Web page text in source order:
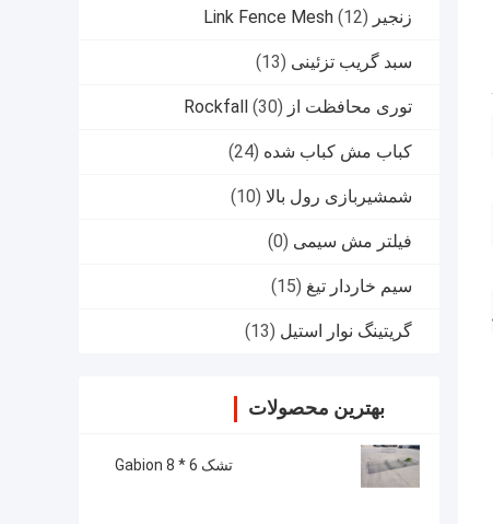
زنجیر Link Fence Mesh (12)
سبد گریب تزئینی (13)
توری محافظت از Rockfall (30)
کباب مش کباب شده (24)
شمشیربازی رول بالا (10)
فیلتر مش سیمی (0)
سیم خاردار تیغ (15)
گریتینگ نوار استیل (13)
بهترین محصولات
تشک 6 * 8 Gabion